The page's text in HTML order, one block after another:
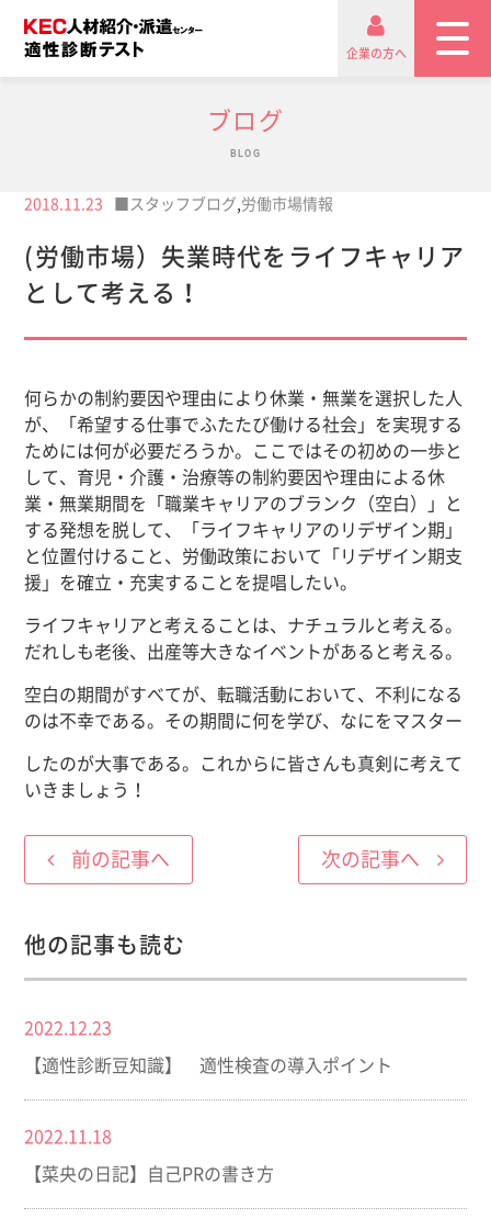
企業の方へ
ブログ
BLOG
2018.11.23 ■スタッフブログ,労働市場情報
(労働市場）失業時代をライフキャリア
として考える！
何らかの制約要因や理由により休業・無業を選択した人
が、「希望する仕事でふたたび働ける社会」を実現する
ためには何が必要だろうか。ここではその初めの一歩と
して、育児・介護・治療等の制約要因や理由による休
業・無業期間を「職業キャリアのブランク（空白）」と
する発想を脱して、「ライフキャリアのリデザイン期」
と位置付けること、労働政策において「リデザイン期支
援」を確立・充実することを提唱したい。
ライフキャリアと考えることは、ナチュラルと考える。
だれしも老後、出産等大きなイベントがあると考える。
空白の期間がすべてが、転職活動において、不利になる
のは不幸である。その期間に何を学び、なにをマスター
したのが大事である。これからに皆さんも真剣に考えて
いきましょう！
前の記事へ 次の記事へ
他の記事も読む
2022.12.23
【適性診断豆知識】 適性検査の導入ポイント
2022.11.18
【菜央の日記】自己PRの書き方